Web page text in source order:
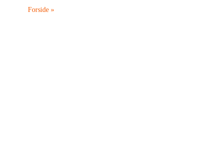
Forside »